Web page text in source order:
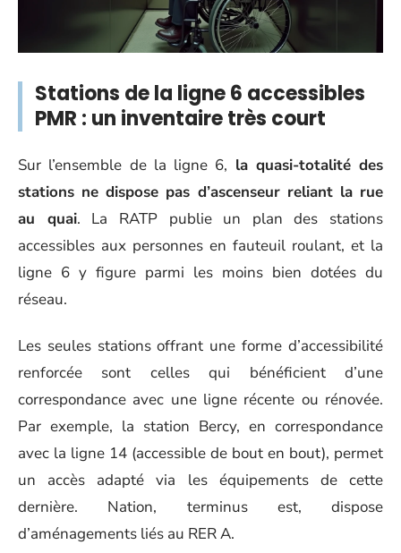
Stations de la ligne 6 accessibles
PMR : un inventaire très court
Sur l’ensemble de la ligne 6, la quasi-totalité des
stations ne dispose pas d’ascenseur reliant la rue
au quai. La RATP publie un plan des stations
accessibles aux personnes en fauteuil roulant, et la
ligne 6 y figure parmi les moins bien dotées du
réseau.
Les seules stations offrant une forme d’accessibilité
renforcée sont celles qui bénéficient d’une
correspondance avec une ligne récente ou rénovée.
Par exemple, la station Bercy, en correspondance
avec la ligne 14 (accessible de bout en bout), permet
un accès adapté via les équipements de cette
dernière. Nation, terminus est, dispose
d’aménagements liés au RER A.